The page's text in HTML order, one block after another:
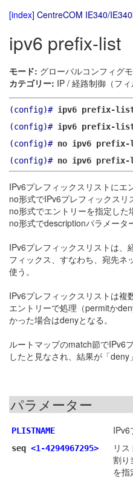
[index] CentreCOM IE340/
ipv6 prefix-list
モード: グローバルコンフィグ
カテゴリー: IP / 経路制御（フィ
(config)# ipv6 prefix-
(config)# ipv6 prefix-
(config)# no ipv6
(config)# no ipv6
IPv6プレフィックスリストにエ
no形式でIPv6プレフィックス
no形式でエントリーを指定し
no形式でdescriptionパラメータ
IPv6プレフィックスリストは、
フィックス、すなわち、宛先ネ
使う。
IPv6プレフィックスリストは複
エントリーで処理（permitか
かった場合はdenyとなる。
ルートマップのmatch節でIPv6
したと見なされ、結果が「
パラメーター
PLISTNAME IPv6
seq <1-4294967295>
リ
割り
を指